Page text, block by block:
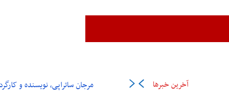
آخرین خبرها مرجان ساتراپی، نویسنده و کارگردان